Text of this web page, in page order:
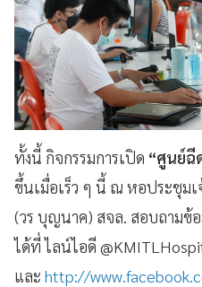
ทั้งนี้ กิจกรรมการเปิด “ศูนย์ฉี
ขึ้นเมื่อเร็ว ๆ นี้ ณ หอประชุมเ
(วร บุญนาค) สจล. สอบถามข้
ได้ที่ ไลน์ไอดี
และ http://